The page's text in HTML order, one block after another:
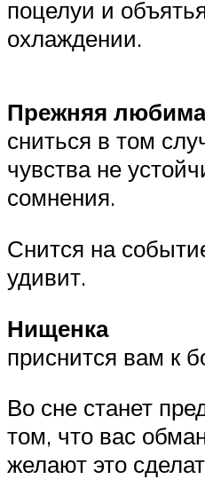
поцелуи и
охлаждении.
Прежняя
сниться в том
чувства не
сомнения.
Снится на
удивит.
Нищенка
приснится вам к
Во сне станет
том, что вас
желают это